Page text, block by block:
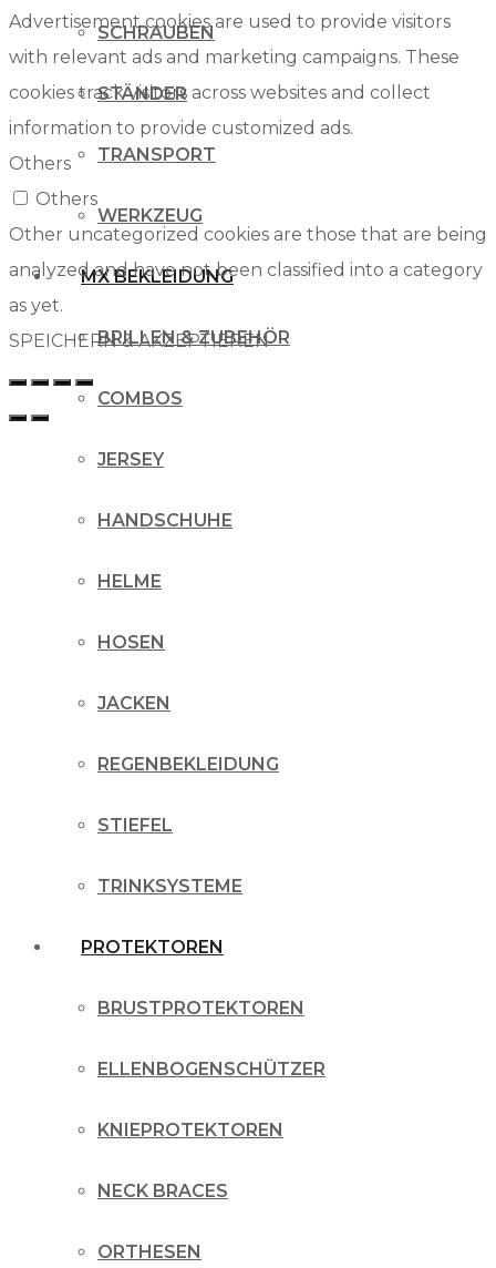
SCHRAUBEN
STÄNDER
TRANSPORT
WERKZEUG
MX BEKLEIDUNG
BRILLEN & ZUBEHÖR
COMBOS
JERSEY
HANDSCHUHE
HELME
HOSEN
JACKEN
REGENBEKLEIDUNG
STIEFEL
TRINKSYSTEME
PROTEKTOREN
BRUSTPROTEKTOREN
ELLENBOGENSCHÜTZER
KNIEPROTEKTOREN
NECK BRACES
ORTHESEN
Advertisement cookies are used to provide visitors
with relevant ads and marketing campaigns. These
cookies track visitors across websites and collect
information to provide customized ads.
Others
Others
Other uncategorized cookies are those that are being
analyzed and have not been classified into a category
as yet.
SPEICHERN & AKZEPTIEREN